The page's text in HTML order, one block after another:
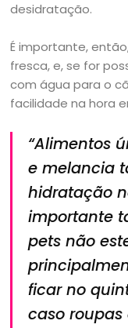
desidratação.
É importante,
fresca, e, se for
com água para o
facilidade na hora
“Alimentos
e melancia
hidratação
importante
pets não
ficar no
caso roupas